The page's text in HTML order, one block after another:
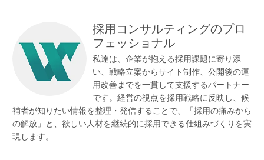
採用コンサルティングのプロ
フェッショナル
私達は、企業が抱える採用課題に寄り添
い、戦略立案からサイト制作、公開後の運
用改善までを一貫して支援するパートナー
です。経営の視点を採用戦略に反映し、候
補者が知りたい情報を整理・発信することで、「採用の痛みから
の解放」と、欲しい人材を継続的に採用できる仕組みづくりを実
現します。